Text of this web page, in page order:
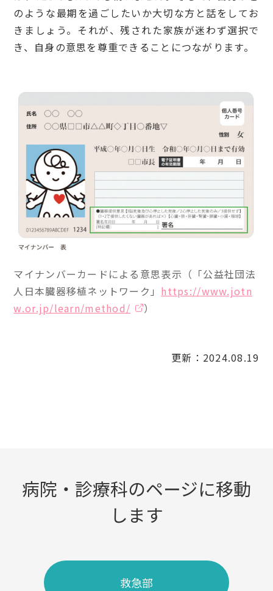
のような最期を過ごしたいか大切な方と話をしてお
きましょう。それが、残された家族が迷わず選択で
き、自身の意思を尊重できることにつながります。
マイナンバーカードによる意思表示（「公益社団法
人日本臓器移植ネットワーク」 https://www.jotn
w.or.jp/learn/method/
）
更新：2024.08.19
病院・診療科のページに移動
します
救急部